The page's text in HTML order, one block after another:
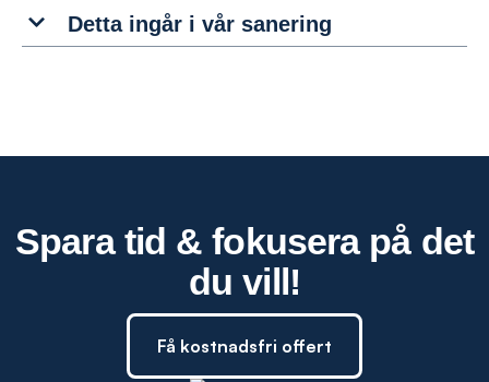
Detta ingår i vår sanering
Spara tid & fokusera på det
du vill!
Få kostnadsfri offert